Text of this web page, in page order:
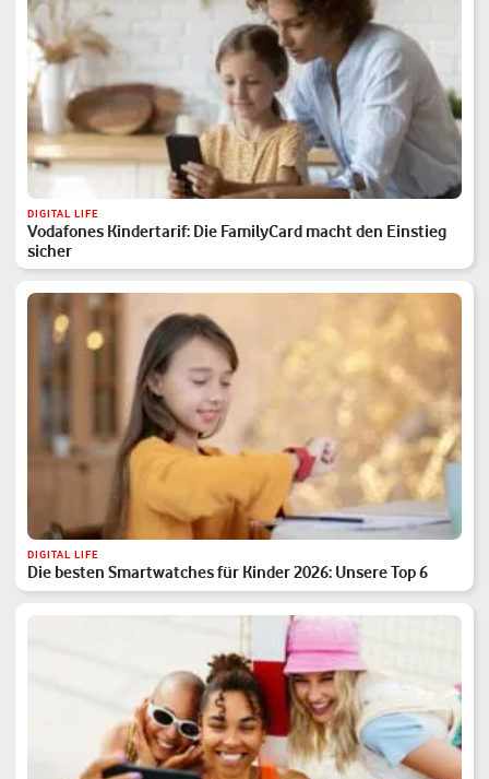
DIGITAL LIFE
Vodafones Kindertarif: Die FamilyCard macht den Einstieg
sicher
DIGITAL LIFE
Die besten Smartwatches für Kinder 2026: Unsere Top 6